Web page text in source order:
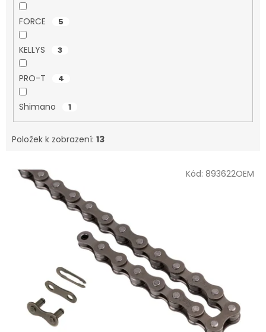
FORCE 5
KELLYS 3
PRO-T 4
Shimano 1
Položek k zobrazení: 13
Kód: 893622OEM